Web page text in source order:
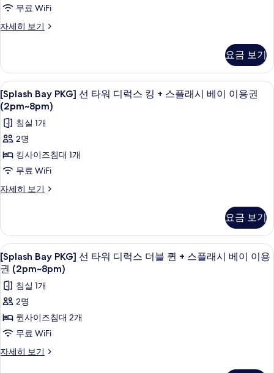
가
사
진
모
두
보
기
세
보
식
2
+
웰
니
스
클
럽
1
당
회
이
용
가
능
사
진
모
두
2
(9:00~10:30am)
니
스
클
럽
1
박
당
회
용
가
능
히
기
스
더
(전
망
제
한)+쉐
프
스
키
친
2
인
(9:00~10:30am)
+웰
니
스
클
1
니
스
디
더
퀸
(전
망
제
한)+쉐
프
스
키
친
조
(9:00~10:30am)
+웰
니
스
클
럽
당
이
럭
스
블
퀸
+
스
플
래
시
베
이
권
4
인
포
함
(이
용
시
간:
무료 WiFi
자세히 보기
[Splash
타
워
디
럭
스
더
블
+
스
래
이
용
권
4
인
포
함
(이
용
시
체
요금 보기
[Splash
Bay
PKG]
선
타
워
디
럭
킹
스
플
래
시
베
이
이
오리/거위털 이불, 미니바, 객실 내 금
3
[Splash Bay PKG] 선 타워 디럭스 킹 + 스플래시 베이 이용권
(2pm~8pm)
침실 1개
2명
킹사이즈침대 1개
무료 WiFi
자세히 보기
[Splash
타
워
디
럭
스
킹
+
플
래
베
요금 보기
[Splash
Bay
PKG]
선
타
워
디
럭
오리/거위털 이불, 미니바, 객실 내 금
3
[Splash Bay PKG] 선 타워 디럭스 더블 퀸 + 스플래시 베이 이용
권 (2pm~8pm)
침실 1개
2명
퀸사이즈침대 2개
무료 WiFi
자세히 보기
[Splash